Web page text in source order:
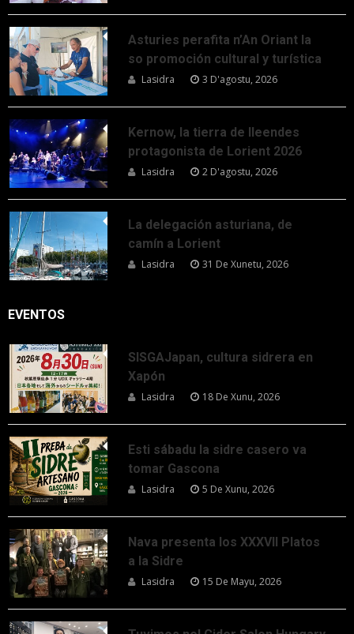
Asturies perafita n’An Oriant la
so promoción cultural y turística
Lasidra 3 D'agostu, 2026
Kernow, la tierra de lleendes
protagonista de Lorient 2026
Lasidra 2 D'agostu, 2026
La delegación asturiana, de
camín a Lorient
Lasidra 31 De Xunetu, 2026
EVENTOS
SISGAJapan, cultura sidrera en
Xapón
Lasidra 18 De Xunu, 2026
Esti sábadu la sidre casero va
tomar Gascona
Lasidra 5 De Xunu, 2026
Nava presenta los XXXVII Platos
a la Sidre
Lasidra 15 De Mayu, 2026